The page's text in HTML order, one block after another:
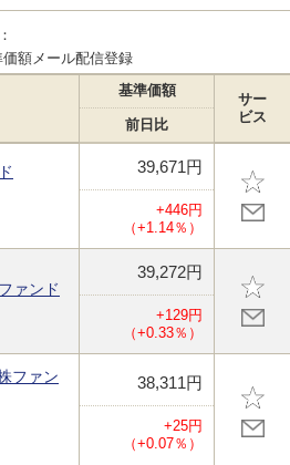
価額メール配信登録
基準価額
サー
ビス
前日比
39,671円
+446円
（+1.14％）
ァンド
39,272円
+129円
（+0.33％）
ファン
38,311円
+25円
（+0.07％）